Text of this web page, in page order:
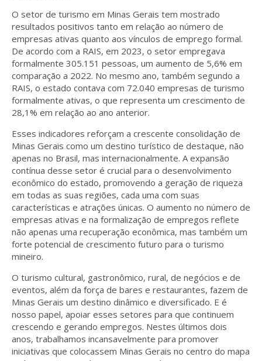
O setor de turismo em Minas Gerais tem mostrado
resultados positivos tanto em relação ao número de
empresas ativas quanto aos vínculos de emprego formal.
De acordo com a RAIS, em 2023, o setor empregava
formalmente 305.151 pessoas, um aumento de 5,6% em
comparação a 2022. No mesmo ano, também segundo a
RAIS, o estado contava com 72.040 empresas de turismo
formalmente ativas, o que representa um crescimento de
28,1% em relação ao ano anterior.
Esses indicadores reforçam a crescente consolidação de
Minas Gerais como um destino turístico de destaque, não
apenas no Brasil, mas internacionalmente. A expansão
contínua desse setor é crucial para o desenvolvimento
econômico do estado, promovendo a geração de riqueza
em todas as suas regiões, cada uma com suas
características e atrações únicas. O aumento no número de
empresas ativas e na formalização de empregos reflete
não apenas uma recuperação econômica, mas também um
forte potencial de crescimento futuro para o turismo
mineiro.
O turismo cultural, gastronômico, rural, de negócios e de
eventos, além da força de bares e restaurantes, fazem de
Minas Gerais um destino dinâmico e diversificado. E é
nosso papel, apoiar esses setores para que continuem
crescendo e gerando empregos. Nestes últimos dois
anos, trabalhamos incansavelmente para promover
iniciativas que colocassem Minas Gerais no centro do mapa